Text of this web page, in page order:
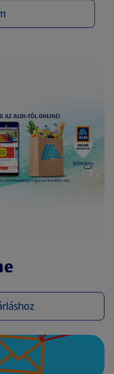
nyílik meg)